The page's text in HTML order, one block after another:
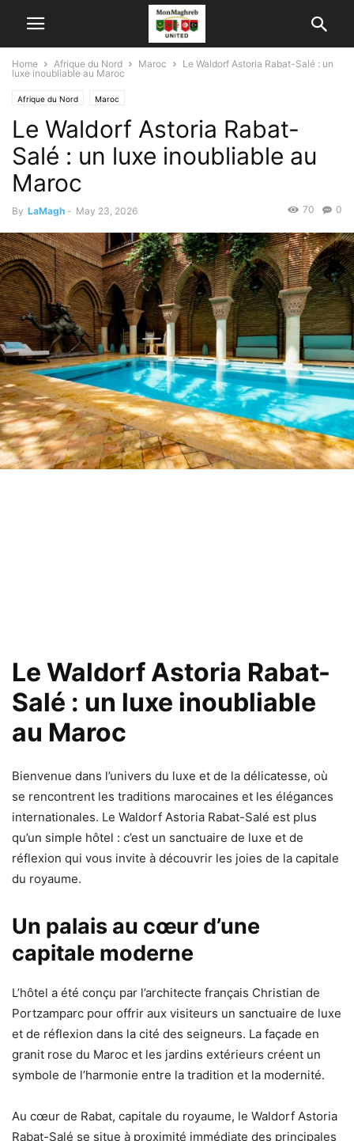
Home Afrique du Nord Maroc
Le Waldorf Astoria Rabat-Salé : un
luxe inoubliable au Maroc
Afrique du Nord Maroc
Le Waldorf Astoria Rabat-
Salé : un luxe inoubliable au
Maroc
By LaMagh - May 23, 2026 0
70
Le Waldorf Astoria Rabat-
Salé : un luxe inoubliable
au Maroc
Bienvenue dans l’univers du luxe et de la délicatesse, où
se rencontrent les traditions marocaines et les élégances
internationales. Le Waldorf Astoria Rabat-Salé est plus
qu’un simple hôtel : c’est un sanctuaire de luxe et de
réflexion qui vous invite à découvrir les joies de la capitale
du royaume.
Un palais au cœur d’une
capitale moderne
L’hôtel a été conçu par l’architecte français Christian de
Portzamparc pour offrir aux visiteurs un sanctuaire de luxe
et de réflexion dans la cité des seigneurs. La façade en
granit rose du Maroc et les jardins extérieurs créent un
symbole de l’harmonie entre la tradition et la modernité.
Au cœur de Rabat, capitale du royaume, le Waldorf Astoria
Rabat-Salé se situe à proximité immédiate des principales